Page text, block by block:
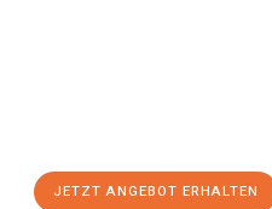
JETZT ANGEBOT ERHALTEN